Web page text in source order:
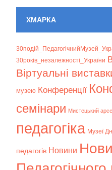
ХМАРКА
30років_незалежності_України
Віртуальні
музею Конференції
семінари Мистецький
педагогіка Музеї
педагогів Новини